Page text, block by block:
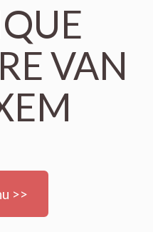
VAN
>>